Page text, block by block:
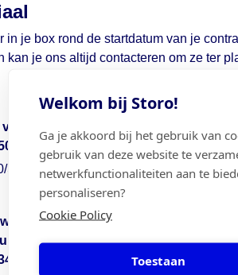
Welkom bij Storo!
Ga je akkoord bij het gebruik van
gebruik van deze website te
netwerkfunctionaliteiten aan te
personaliseren?
Cookie Policy
Toestaan
in je box rond de startdatum van je
kan je ons altijd contacteren om ze ter
verhuisdoos
Stuk